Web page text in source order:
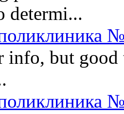
determi...
info, but good